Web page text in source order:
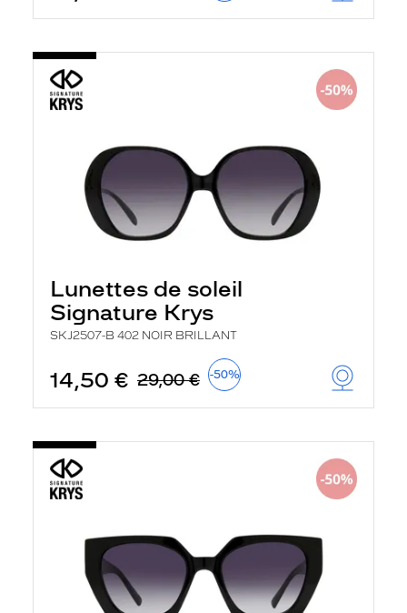
Lunettes de soleil
Signature Krys
SKJ2507-B 402 NOIR BRILLANT
14,50 € 29,00 € -50%